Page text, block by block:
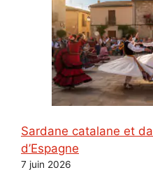
Sardane catalane et danses traditionnelles
d’Espagne
7 juin 2026